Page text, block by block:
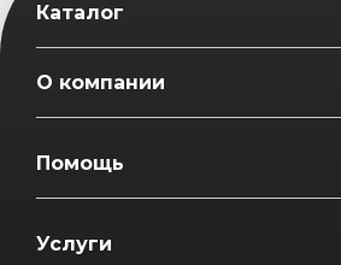
Каталог
О компании
Помощь
Услуги